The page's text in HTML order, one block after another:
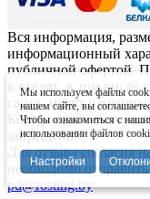
Мы используем файлы
нашем сайте, вы
Чтобы ознакомиться с
использовании файлов
Настройки
Вся информация,
информационный
публичной офертой.
в отелях, в том
сайте, могут
Копирование
запрещено.
Для отзыва согласия
необходимо
pd@rosting.by